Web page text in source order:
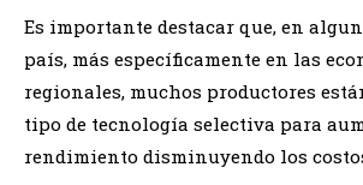
Es importante destacar que, en
país, más específicamente en las
regionales, muchos productores
tipo de tecnología selectiva para
rendimiento disminuyendo los